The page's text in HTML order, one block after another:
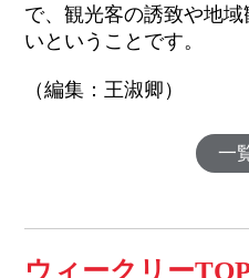
で、観光客の誘致や地
いということです。
（編集：王淑卿）
一
ウィークリー